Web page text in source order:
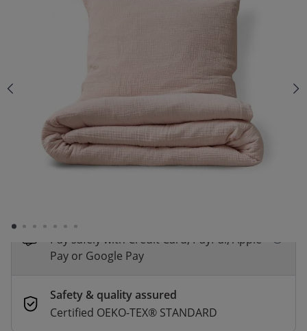
CLICK AND BUY
Fast & Free delivery above £100*
Order by 2pm for same-day dispatch.
Secure payments
Pay safely with Credit Card, PayPal, Apple
Pay or Google Pay
Safety & quality assured
Certified OEKO-TEX® STANDARD